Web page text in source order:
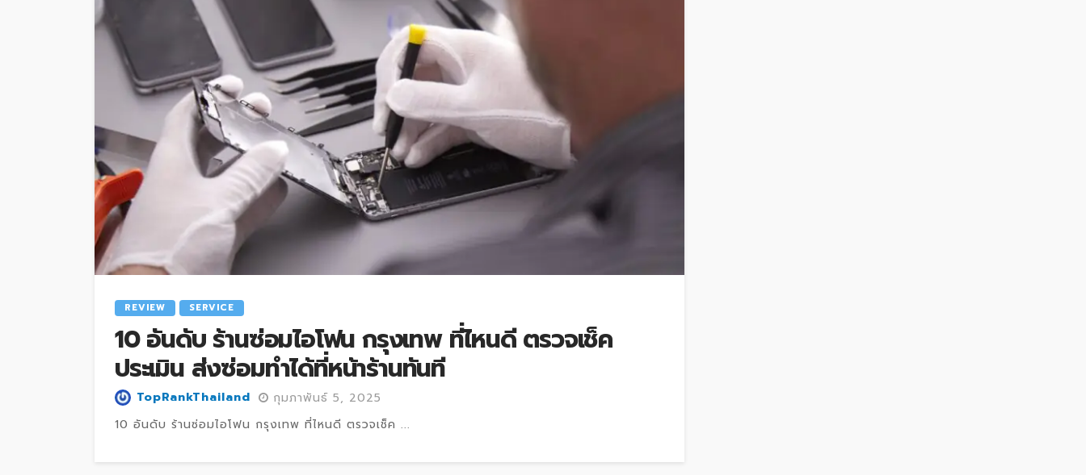
REVIEW SERVICE
10 อันดับ ร้านซ่อมไอโฟน กรุงเทพ ที่ไหนดี ตรวจเช็ค
ประเมิน ส่งซ่อมทำได้ที่หน้าร้านทันที
TopRankThailand
กุมภาพันธ์ 5, 2025
10 อันดับ ร้านซ่อมไอโฟน กรุงเทพ ที่ไหนดี ตรวจเช็ค ...